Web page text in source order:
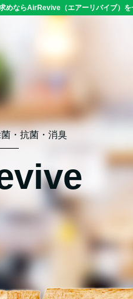
めならAirRevive（エアーリバイブ）
・抗菌・消臭